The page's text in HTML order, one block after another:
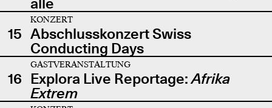
15
KONZERT
Abschlusskonzert Swiss
Conducting Days
16
GASTVERANSTALTUNG
Explora Live Reportage:Afrika
Extrem